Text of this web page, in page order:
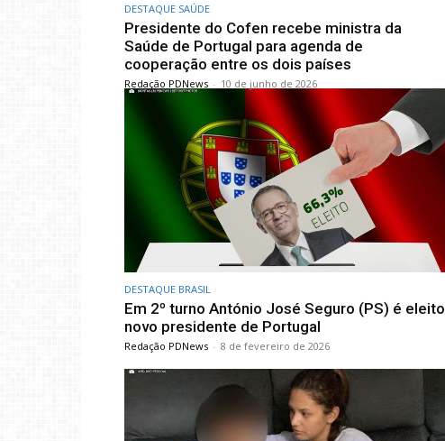
DESTAQUE SAÚDE
Presidente do Cofen recebe ministra da
Saúde de Portugal para agenda de
cooperação entre os dois países
Redação PDNews - 10 de junho de 2026
DESTAQUE BRASIL
Em 2º turno António José Seguro (PS) é eleito
novo presidente de Portugal
Redação PDNews - 8 de fevereiro de 2026